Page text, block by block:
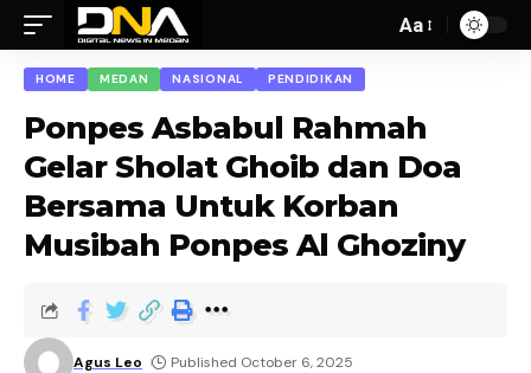
Aa
HOME MEDAN NASIONAL PENDIDIKAN
Ponpes Asbabul Rahmah
Gelar Sholat Ghoib dan Doa
Bersama Untuk Korban
Musibah Ponpes Al Ghoziny
Agus Leo Published October 6, 2025